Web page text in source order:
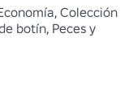
Colección
botín, Peces y